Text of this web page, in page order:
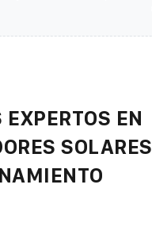
EXPERTOS EN
SOLARES